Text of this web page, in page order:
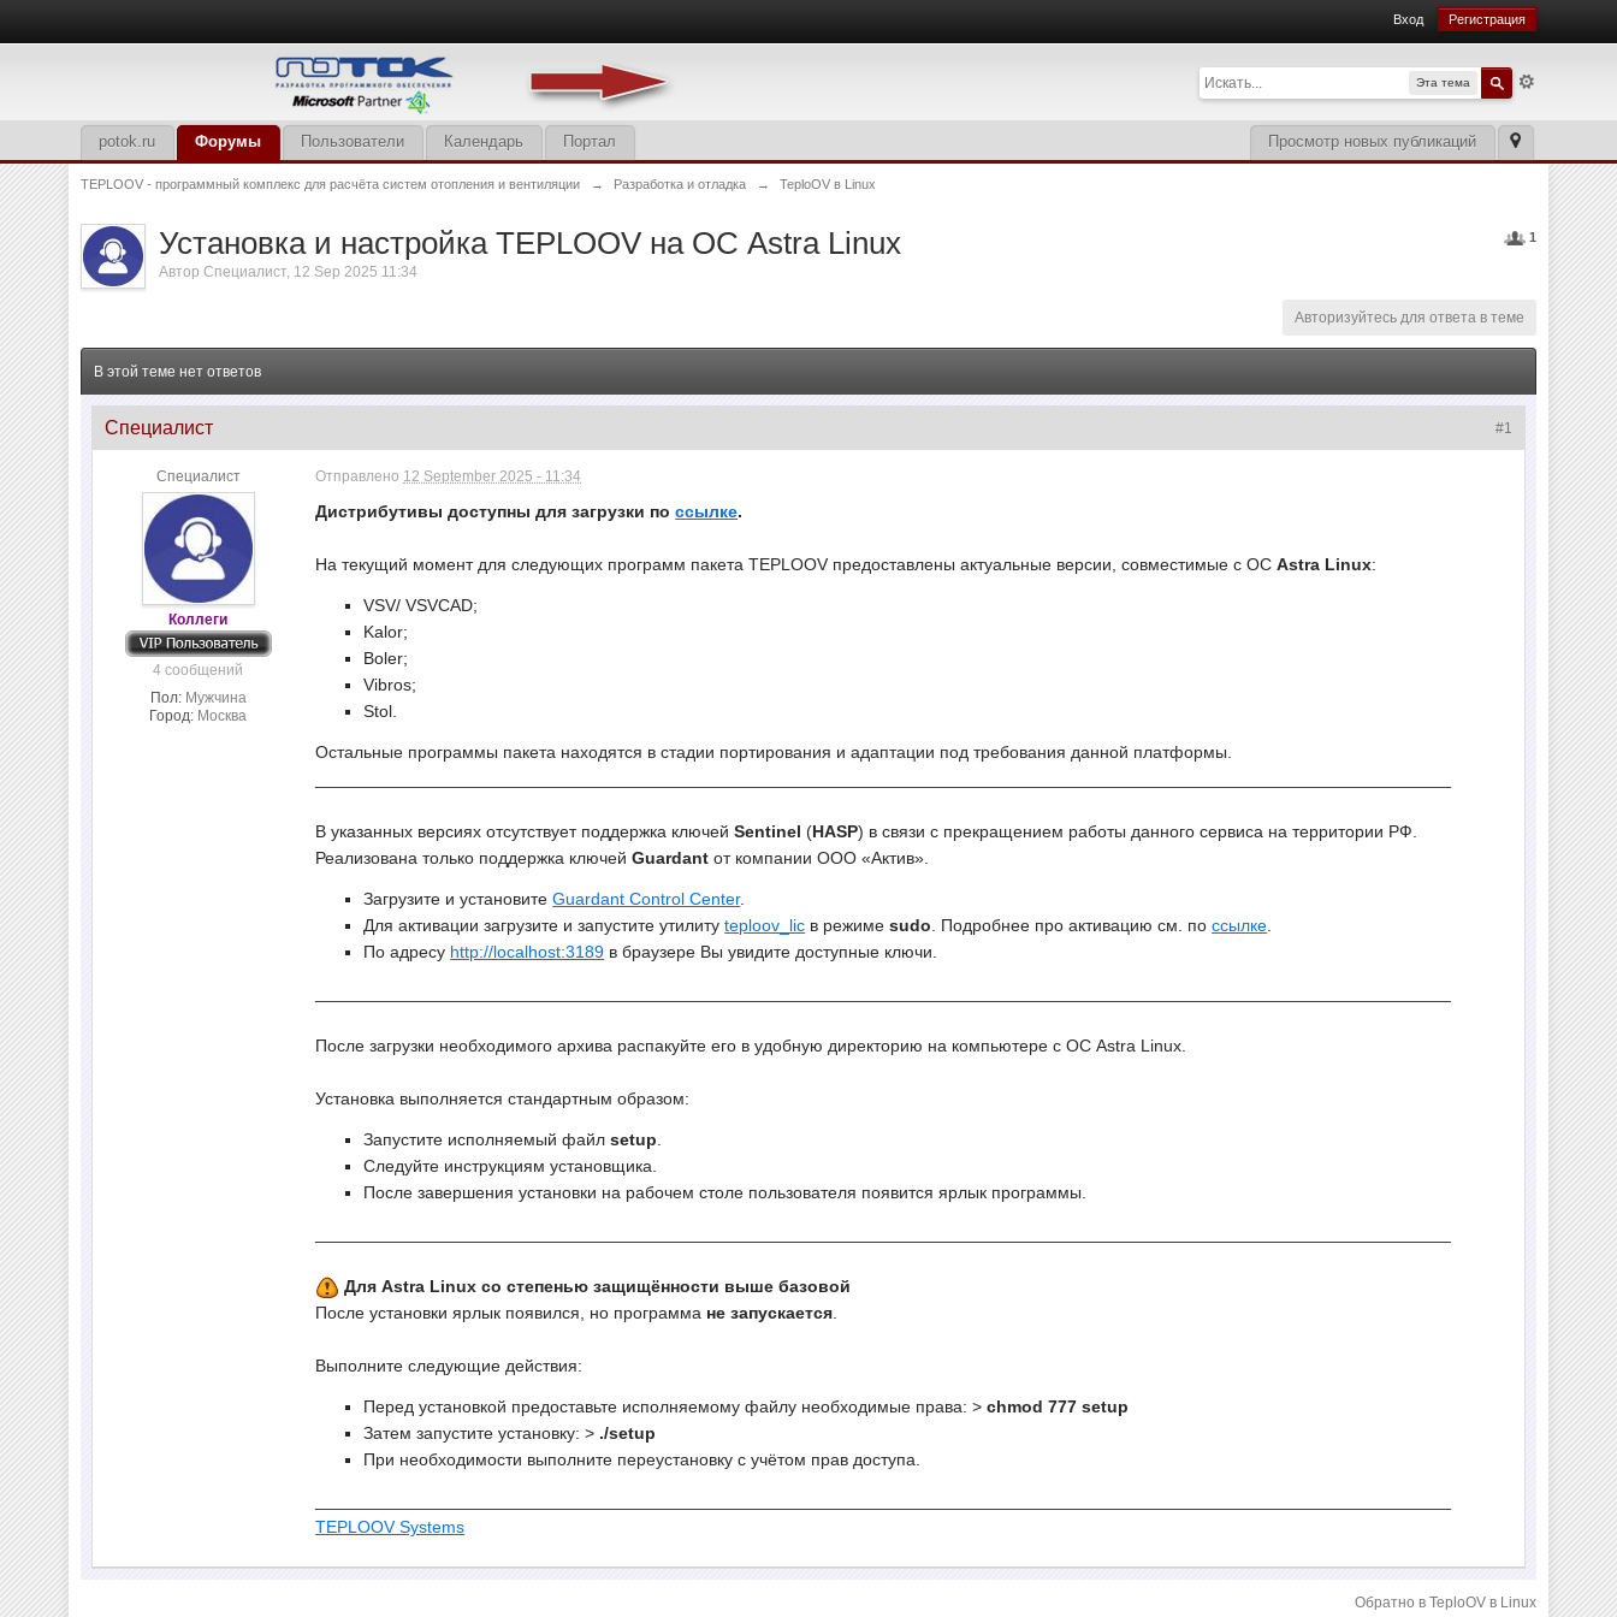
Вход Регистрация
Эта тема
Просмотр новых публикаций
potok.ru Форумы Пользователи Календарь Портал
TEPLOOV - программный комплекс для расчёта систем отопления и вентиляции → Разработка и отладка → TeploOV в Linux
1
Установка и настройка TEPLOOV на ОС Astra Linux
АвторСпециалист, 12 Sep 2025 11:34
Авторизуйтесь для ответа в теме
В этой теме нет ответов
#1
Специалист
Специалист
Коллеги
4 сообщений
Пол: Мужчина
Город: Москва
Отправлено 12 September 2025 - 11:34
Дистрибутивы доступны для загрузки поссылке.
На текущий момент для следующих программ пакета TEPLOOV предоставлены актуальные версии, совместимые с ОСAstra Linux:
VSV/ VSVCAD;
Kalor;
Boler;
Vibros;
Stol.
Остальные программы пакета находятся в стадии портирования и адаптации под требования данной платформы.
В указанных версиях отсутствует поддержка ключейSentinel (HASP) в связи с прекращением работы данного сервиса на территории РФ.
Реализована только поддержка ключейGuardantот компании ООО «Актив».
Загрузите и установитеGuardant Control Center.
Для активации загрузите и запустите утилитуteploov_lic в режимеsudo . Подробнее про активацию см. поссылке
По адресу http://localhost:3189 в браузере Вы увидите доступные ключи.
После загрузки необходимого архива распакуйте его в удобную директорию на компьютере с ОС Astra Linux.
Установка выполняется стандартным образом:
Запустите исполняемый файлsetup
Следуйте инструкциям установщика.
После завершения установки на рабочем столе пользователя появится ярлык программы.
Для Astra Linux со степенью защищённости выше базовой
После установки ярлык появился, но программа не запускается.
Выполните следующие действия:
Перед установкой предоставьте исполняемому файлу необходимые права: >chmod 777 setup
Затем запустите установку: > ./setup
При необходимости выполните переустановку с учётом прав доступа.
TEPLOOV Systems
Обратно в TeploOV в Linux